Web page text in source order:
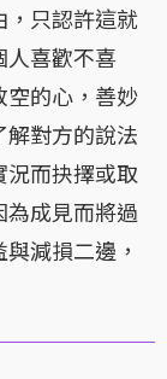
，只認許這就
人喜歡不喜
空的心，善妙
對方的說法
而抉擇或取
成見而將過
減損二邊，